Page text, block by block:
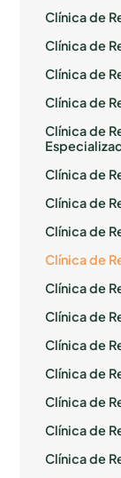
Clínica de
Clínica de
Clínica de
Clínica de
Clínica de
Clínica de
Clínica de
Clínica de
Clínica de
Clínica de
Clínica de
Clínica de
Clínica de
Clínica de
Clínica de
Clínica de